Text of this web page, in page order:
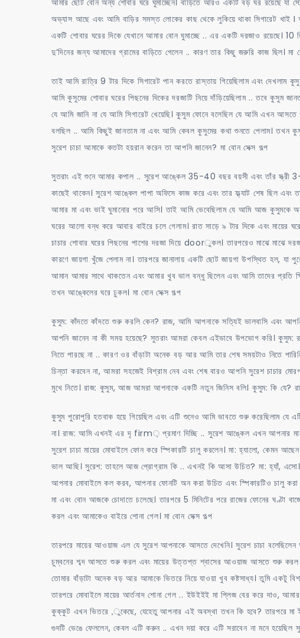
আমার ছোট বোন অন্য শোবার ঘরে ঘুমাচ্ছেন। বাড়িতে আরও একটি বড় ঘর রয়েছে যা
অভ্যাস আছে এবং আমি বাড়ির সমস্ত লোকের কাছ থেকে লুকিয়ে থাকা সিগারেট খাই I
একটি শোবার ঘরের দিকে যেখানে আমার বোন ঘুমাচ্ছে .. এর একটি দরজাও রয়েছে। 10
দু’দিনের জন্য আমাদের গ্রামের বাড়িতে গেলেন .. কারণ তার কিছু জরুরি কাজ ছিল। মা
তাই আমি রাত্রি 9 টার দিকে সিগারেট পান করতে রাস্তায় গিয়েছিলাম এবং দেখলাম
আমি কুসুমের শোবার ঘরের পিছনের দিকের দরজাটি নিয়ে দাঁড়িয়েছিলাম .. তবে কুসুম
যে আমি জানি না যে আমি সিগারেট খেয়েছি। কুসুম ফোনে বলেছিল যে আমি এখন
বলছিল .. আমি কিছুই জানতাম না এবং আমি কেবল কুসুমের কথা শুনতে পেলাম। তখন
সুরেশ চাচা আমাকে কতটা হয়রান করেন তা আপনি জানেন? মা বোন সেক্স গল্প
সুতরাং এই শুনে আমার কপাল .. সুরেশ আঙ্কেল 35-40 বছর বয়সী এবং তাঁর স্ত্রী
কাছেই থাকেন। সুরেশ আঙ্কেল পাপা অফিসে কাজ করে এবং তার ফ্ল্যাট শেষ ছিল
আমার মা এবং ভাই ঘুমানোর পরে আসি। তাই আমি ভেবেছিলাম যে আমি আজ কুসুমকে
ঘরের আলো বন্ধ করে আবার বাইরে চলে গেলাম। রাত সাড়ে ৯ টার দিকে এবং
চাচার শোবার ঘরের পিছনের পাশের দরজা দিয়ে doorুকল। তারপরেও মাঝে মাঝে
কারণে জায়গা খুঁজে পেলাম না। তারপরে জানালায় একটি ছোট জায়গা উপস্থিত হল, যা
আমান আমার সাথে থাকতেন এবং আমার খুব ভাল বন্ধু ছিলেন এবং আমি তাদের প্রতি
তখন আঙ্কেলের ঘরে ঢুকল। মা বোন সেক্স গল্প
কুসুম: কাঁদতে কাঁদতে শুরু করলি কেন? রাজ, আমি আপনাকে সত্যিই ভালবাসি এবং
আপনি জানেন না কী সময় হয়েছে? সুতরাং আমরা কেবল এইভাবে উপভোগ করি।
নিতে পারছে না .. কারণ ওর বাঁড়াটা অনেক বড় আর আমি তার শেষ সময়টাও নিতে
চিন্তা করবেন না, আমরা সহজেই বিশ্রাম নেব এবং শেষ বারও আপনি সুরেশ চাচার
মুখে নিতে। রাজ: কুসুম, আজ আমরা আপনাকে একটি নতুন জিনিস বলি। কুসুম: কি যে?
কুসুম পুরোপুরি হতবাক হয়ে গিয়েছিল এবং এটি শুনেও আমি ভাবতে শুরু করেছিলাম
না। রাজ: আমি এখনই এর দৃ firm় প্রমাণ দিচ্ছি .. সুরেশ আঙ্কেল এখন আপনার
সুরেশ চাচা মায়ের মোবাইলে ফোন করে স্পিকারটি চালু করলেন। মা: হ্যালো, কেমন
ভাল আছি। সুরেশ: তাহলে আজ প্রোগ্রাম কি .. এখনই কি আসা উচিত? মা: হ্যাঁ, এসো।
আপনার মোবাইলে কল করব, আপনার ফোনটি অন করা উচিত এবং স্পিকারটিও চালু
মা এবং বোন আজকে চোদাতে চলেছে। তারপরে 5 মিনিটের পরে রাজের ফোনের ঘণ্টা
করল এবং আমাকেও বাইরে শোনা গেল। মা বোন সেক্স গল্প
তারপরে মায়ের আওয়াজ এল যে সুরেশ আপনাকে আসতে দেখেনি। সুরেশ চাচা
চুম্বনের শব্দ আসতে শুরু করল এবং মায়ের উত্তপ্ত শ্বাসের আওয়াজ আসতে শুরু করল
তোমার বাঁড়াটা অনেক বড় আর আমাকে ভিতরে নিয়ে যাওয়া খুব কষ্টসাধ্য। তুমি একটু
তারপরে মোবাইলে মায়ের আর্তনাদ শোনা গেল .. ইউইইই মা প্লিজ বের করে দাও,
কুক্কুট এখন ভিতরে ,ুকেছে, যেহেতু আপনার এই অবস্থা তখন কি হবে? তারপরে
গুদটি ভেঙে ফেললেন, কেবল এটি করুন .. এখন দয়া করে এটি সরাবেন না মনে হয়েছিল